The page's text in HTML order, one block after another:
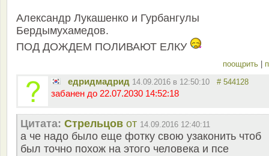
Александр Лукашенко и Гурбангулы
Бердымухамедов.
ПОД ДОЖДЕМ ПОЛИВАЮТ ЕЛКУ
поощрить
едридмадрид 14.09.2016 в 12:50:10 # 544128
забанен до 22.07.2030 14:52:18
Цитата: Стрельцов от 14.09.2016 12:40:11
а че надо было еще фотку свою узаконить чтоб
был точно похож на этого человека и псе